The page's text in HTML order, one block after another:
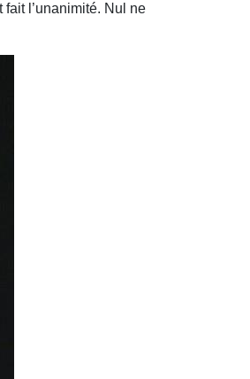
l’unanimité. Nul ne